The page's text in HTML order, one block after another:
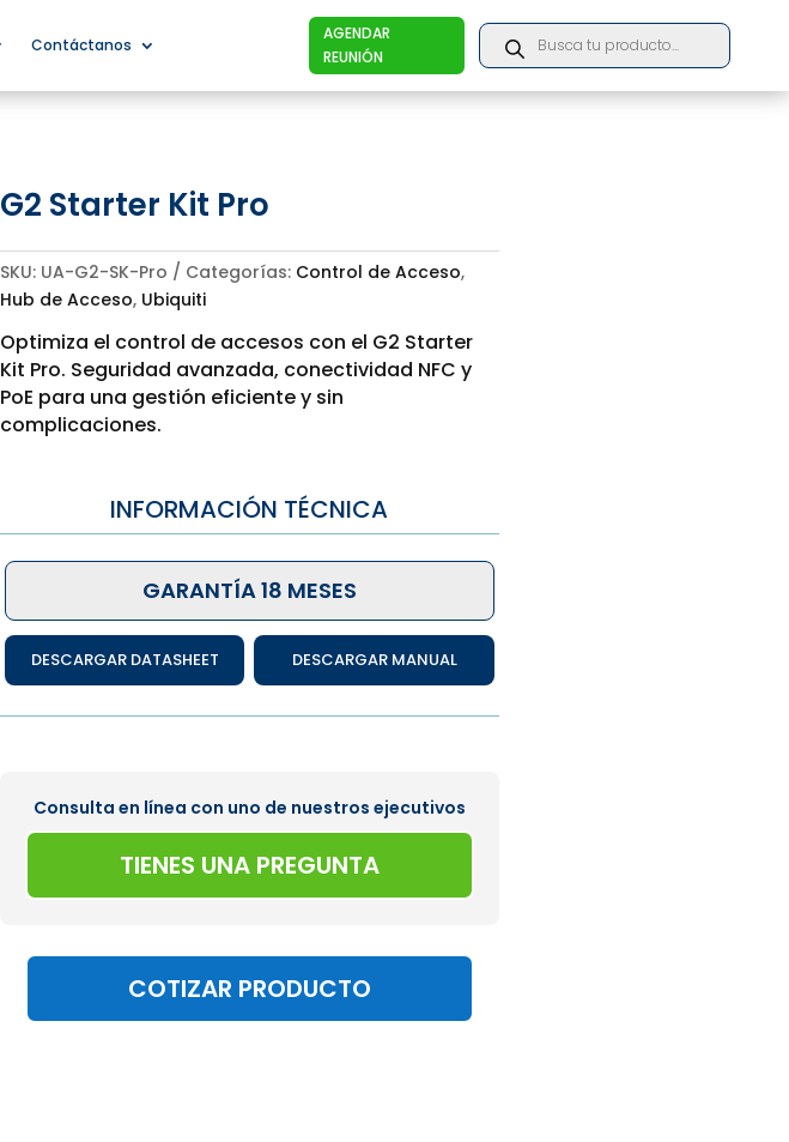
Contáctanos
AGENDAR
REUNIÓN
Products
search
G2 Starter Kit Pro
SKU: UA-G2-SK-Pro Categorías: Control de Acceso,
Hub de Acceso, Ubiquiti
Optimiza el control de accesos con el G2 Starter
Kit Pro. Seguridad avanzada, conectividad NFC y
PoE para una gestión eficiente y sin
complicaciones.
INFORMACIÓN TÉCNICA
GARANTÍA 18 MESES
DESCARGAR DATASHEET DESCARGAR MANUAL
Consulta en línea con uno de nuestros ejecutivos
TIENES UNA PREGUNTA
COTIZAR PRODUCTO